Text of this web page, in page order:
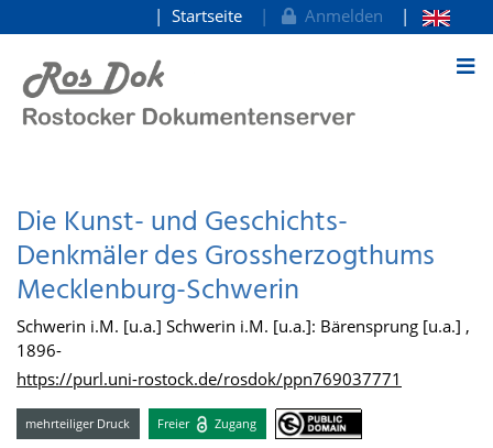
zum Inhalt
Startseite Anmelden
Die Kunst- und Geschichts-
Denkmäler des Grossherzogthums
Mecklenburg-Schwerin
Schwerin i.M. [u.a.] Schwerin i.M. [u.a.]: Bärensprung [u.a.] ,
1896-
https://purl.uni-rostock.de/rosdok/ppn769037771
mehrteiliger Druck Freier Zugang